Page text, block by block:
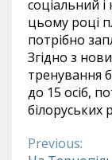
соціальний
цьому році
потрібно
Згідно з
тренування
до 15 осіб,
білоруських
Previous: